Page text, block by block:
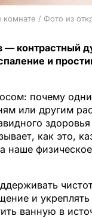
комнате / Фото из
— контрастный
и
почему
или другим
как это,
наше
и
ванную в